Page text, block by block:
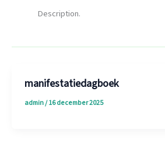
Description.
manifestatiedagboek
admin/16 december 2025